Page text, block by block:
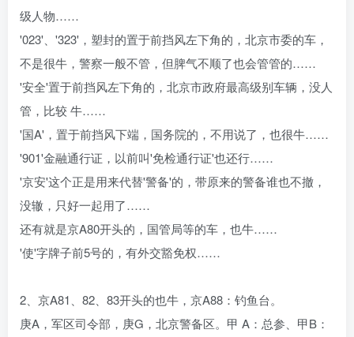
级人物……
'023'、'323'，塑封的置于前挡风左下角的，北京市委的车，
不是很牛，警察一般不管，但脾气不顺了也会管管的……
'安全'置于前挡风左下角的，北京市政府最高级别车辆，没人
管，比较 牛……
'国A'，置于前挡风下端，国务院的，不用说了，也很牛……
'901'金融通行证，以前叫'免检通行证'也还行……
'京安'这个正是用来代替'警备'的，带原来的警备谁也不撤，
没辙，只好一起用了……
还有就是京A80开头的，国管局等的车，也牛……
'使'字牌子前5号的，有外交豁免权……
2、京A81、82、83开头的也牛，京A88：钓鱼台。
庚A，军区司令部，庚G，北京警备区。甲 A：总参、甲B：